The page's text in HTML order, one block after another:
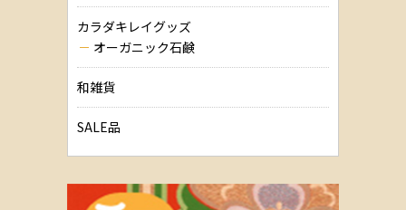
カラダキレイグッズ
オーガニック石鹸
和雑貨
SALE品